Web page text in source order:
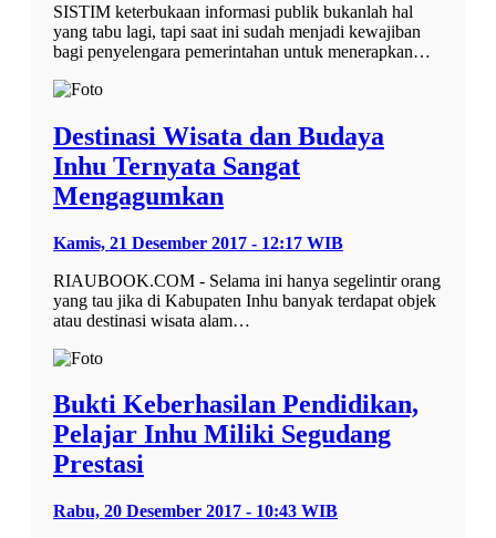
SISTIM keterbukaan informasi publik bukanlah hal
yang tabu lagi, tapi saat ini sudah menjadi kewajiban
bagi penyelengara pemerintahan untuk menerapkan…
Destinasi Wisata dan Budaya
Inhu Ternyata Sangat
Mengagumkan
Kamis, 21 Desember 2017 - 12:17 WIB
RIAUBOOK.COM - Selama ini hanya segelintir orang
yang tau jika di Kabupaten Inhu banyak terdapat objek
atau destinasi wisata alam…
Bukti Keberhasilan Pendidikan,
Pelajar Inhu Miliki Segudang
Prestasi
Rabu, 20 Desember 2017 - 10:43 WIB